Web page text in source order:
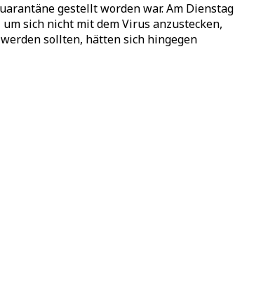
gestellt worden war. Am Dienstag
sich nicht mit dem Virus anzustecken,
sollten, hätten sich hingegen